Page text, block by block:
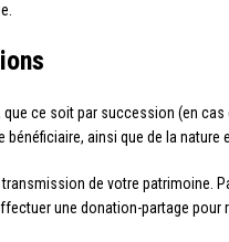
ce soit par succession (en
ainsi que de la nature
de votre patrimoine.
une donation-partage pour